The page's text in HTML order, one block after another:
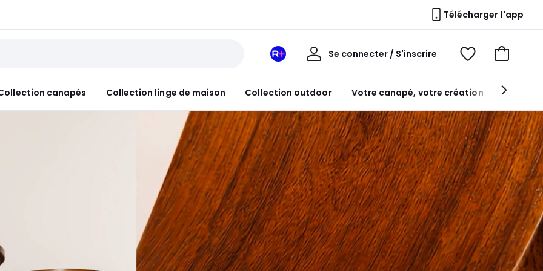
Télécharger l'app
canapés Collection linge de maison Collection outdoor Votre canapé, votre création Table à
Mon
Redoute
+
Se connecter / S'inscrire
Mon
Voir
Voir
panier